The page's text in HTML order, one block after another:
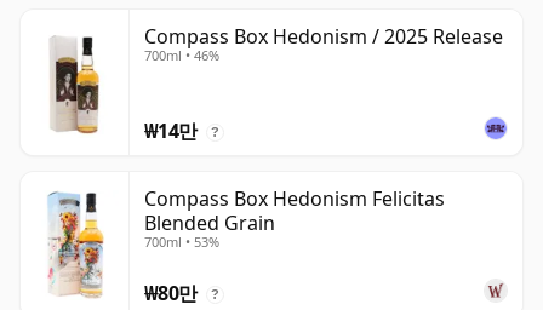
Compass Box Hedonism / 2025 Release
700ml • 46%
₩14만 ?
Compass Box Hedonism Felicitas
Blended Grain
700ml • 53%
₩80만 ?